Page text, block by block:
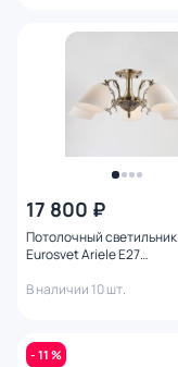
17 800 ₽
Потолочный светильник
Eurosvet Ariele E27
В наличии 10 шт.
- 11 %